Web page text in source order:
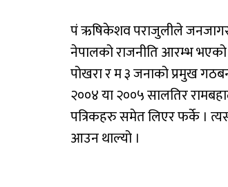
पं ऋषिकेशव पराजुलीले
नेपालको राजनीति आरम्भ भएको
पोखरा र म ३ जनाको प्रमुख
२००४ या २००५ सालतिर
पत्रिकहरु समेत लिएर फर्के ।
आउन थाल्यो ।